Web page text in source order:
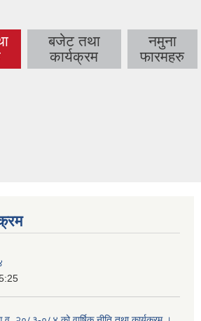
बजेट तथा
कार्यक्रम
नमुना
फारमहरु